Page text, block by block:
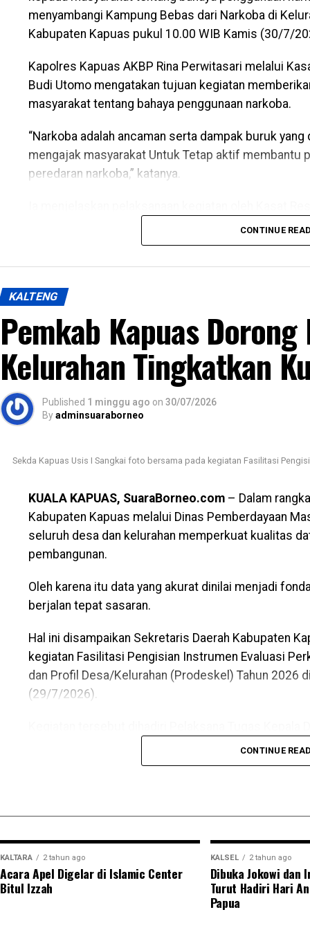
menyambangi Kampung Bebas dari Narkoba di
Kabupaten Kapuas pukul 10.00 WIB Kamis (30/7/
Kapolres Kapuas AKBP Rina Perwitasari melalui
Budi Utomo mengatakan tujuan kegiatan
masyarakat tentang bahaya penggunaan narkoba.
“Narkoba adalah ancaman serta dampak buruk
mengajak masyarakat Untuk Tetap aktif membantu
peredaran narkoba,” katanya.
Satresnarkoba Polres Kapuas Kanit 1
masyarakat Kelurahan Selat Utara dengan
Kasat Narkoba melanjutkan dalam kegiatan
di tingkat RT di Kelurahan Selat Utara dalam rangka
“Selama kegiatan berlangsung dalam keadaan
program dan dokumen terlampir,” ujarnya. (Ujg/SB)
Bagikan ke
WhatsApp 0 Facebook
CONTINUE
KALTENG
Pemkab Kapuas Dorong
Kelurahan Tingkatkan
Published 1 minggu ago on 30/07/2026
Byadminsuaraborneo
Sekda Kapuas Usis I Sangkai foto bersama pada kegiatan Fasilitasi
KUALA KAPUAS, SuaraBorneo.com – Dalam
Kabupaten Kapuas melalui Dinas Pemberdayaan
seluruh desa dan kelurahan memperkuat kualitas
pembangunan.
Oleh karena itu data yang akurat dinilai menjadi
berjalan tepat sasaran.
Hal ini disampaikan Sekretaris Daerah Kabupaten
kegiatan Fasilitasi Pengisian Instrumen Evaluasi
dan Profil Desa/Kelurahan (Prodeskel) Tahun 2026
(29/7/2026).
(PMD) Kabupaten Kapuas Perry Noah para camat
desa dan kelurahan serta Tim PROAKTIF sebagai
administrasi.
Ia mengatakan kedua instrumen itu menjadi alat
hingga tingkat perkembangan desa dan kelurahan
pembangunan.
CONTINUE
KALTARA 2 tahun ago
Acara Apel Digelar di Islamic Center
Bitul Izzah
KALSEL 2 tahun ago
Dibuka Jokowi dan
Turut Hadiri Hari
Papua